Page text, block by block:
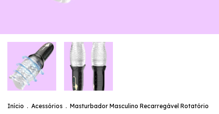
Início . Acessórios . Masturbador Masculino Recarregável Rotatório